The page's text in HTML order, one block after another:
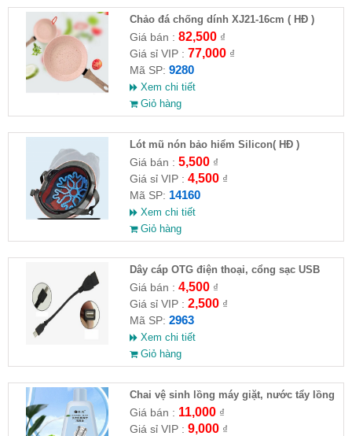
Chảo đá chống dính XJ21-16cm ( HĐ )
Giá bán : 82,500₫
Giá sỉ VIP : 77,000₫
Mã SP: 9280
Xem chi tiết
Giỏ hàng
Lót mũ nón bảo hiểm Silicon( HĐ )
Giá bán : 5,500₫
Giá sỉ VIP : 4,500₫
Mã SP: 14160
Xem chi tiết
Giỏ hàng
Dây cáp OTG điện thoại, cổng sạc USB
Giá bán : 4,500₫
Giá sỉ VIP : 2,500₫
Mã SP: 2963
Xem chi tiết
Giỏ hàng
Chai vệ sinh lồng máy giặt, nước tẩy lồng
máy giặt CLEANING FLUID
Giá bán : 11,000₫
Giá sỉ VIP : 9,000₫